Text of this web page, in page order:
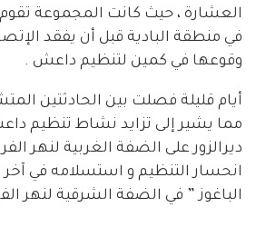
العشارة ، حيث كانت المجموعة
في منطقة البادية قبل أن يفقد
وقوعها في كمين لتنظيم داعش .
أيام قليلة فصلت بين الحادثتين
مما يشير إلى تزايد نشاط تنظيم
ديرالزور على الضفة الغربية لنهر
انحسار التنظيم و استسلامه في آخر
الباغوز ” في الضفة الشرقية لنهر